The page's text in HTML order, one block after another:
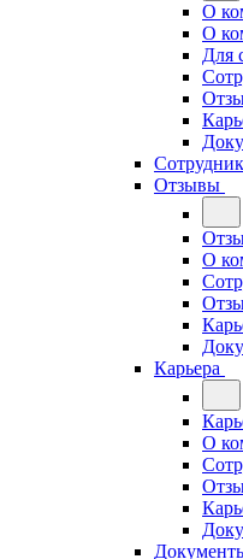
О
О
Для
Отзывы
О
Карьера
О